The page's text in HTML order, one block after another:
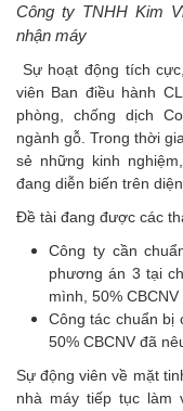
Công ty TNHH Kim
nhận máy
Sự hoạt động tích
viên Ban điều hành
phòng, chống dịch
ngành gỗ. Trong thời
sẻ những kinh
đang diễn biến trên diện
Đề tài đang được các
Công ty cần
phương án 3 tại
mình, 50%
Công tác chuẩn bị
50% CBCNV đã
Sự động viên về mặt
nhà máy tiếp tục làm